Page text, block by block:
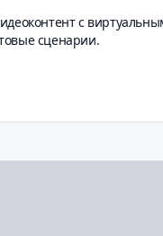
с
сценарии.